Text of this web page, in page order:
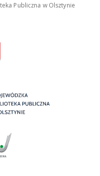
Publiczna w Olsztynie